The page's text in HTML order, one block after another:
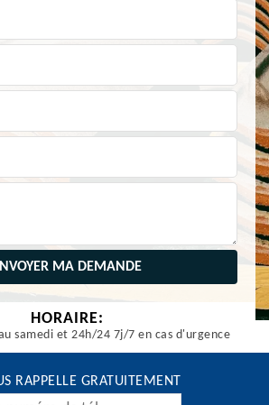
HORAIRE:
samedi et 24h/24 7j/7 en cas d'urgence
RAPPELLE GRATUITEMENT